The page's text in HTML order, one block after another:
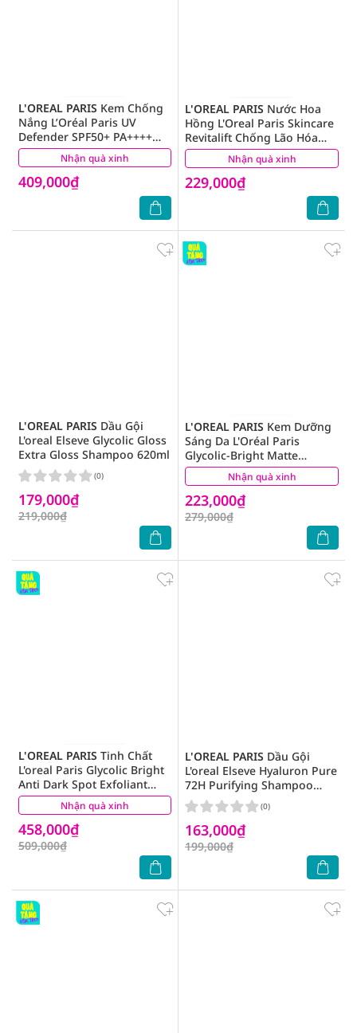
Nhận quà xinh
L'OREAL PARIS Kem Chống
Nắng L’Oréal Paris UV
Defender SPF50+ PA++++
Bright & Clear Nâng Tông
Giảm Thâm 50ml
409,000₫
(9) Nhận quà xinh
L'OREAL PARIS Nước Hoa
Hồng L'Oreal Paris Skincare
Revitalift Chống Lão Hóa
200ml
229,000₫
(2)
L'OREAL PARIS Dầu Gội
L'oreal Elseve Glycolic Gloss
Extra Gloss Shampoo 620ml
179,000₫
219,000₫
(0) Nhận quà xinh
L'OREAL PARIS Kem Dưỡng
Sáng Da L'Oréal Paris
Glycolic-Bright Matte
Luminizing Cream 30ml
223,000₫
279,000₫
(0)
Nhận quà xinh
L'OREAL PARIS Tinh Chất
L'oreal Paris Glycolic Bright
Anti Dark Spot Exfoliant
Peel Sáng Da Làm Sạch Tế
Bào Da Chết 25ml
458,000₫
509,000₫
(0)
L'OREAL PARIS Dầu Gội
L'oreal Elseve Hyaluron Pure
72H Purifying Shampoo
620ml
163,000₫
199,000₫
(0)